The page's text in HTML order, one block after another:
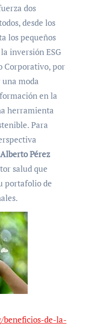
dos
desde los
los pequeños
inversión ESG
Corporativo, por
una moda
en la
herramienta
Para
Pérez
salud que
portafolio de
de-la-